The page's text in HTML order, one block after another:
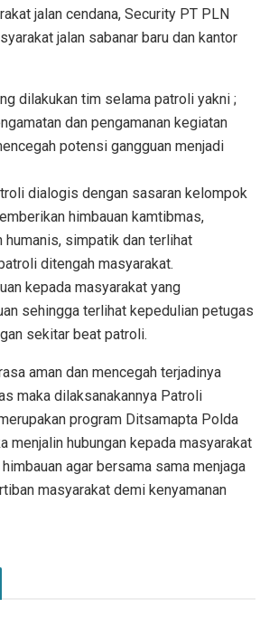
jalan cendana, Security PT PLN
jalan sabanar baru dan kantor
dilakukan tim selama patroli yakni ;
dan pengamanan kegiatan
potensi gangguan menjadi
dialogis dengan sasaran kelompok
himbauan kamtibmas,
humanis, simpatik dan terlihat
ditengah masyarakat.
kepada masyarakat yang
sehingga terlihat kepedulian petugas
sekitar beat patroli.
aman dan mencegah terjadinya
maka dilaksanakannya Patroli
program Ditsamapta Polda
menjalin hubungan kepada masyarakat
agar bersama sama menjaga
masyarakat demi kenyamanan